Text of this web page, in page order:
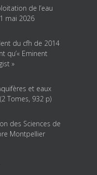
de l’eau
mai 2026
du cfh de 2014
qu’« Eminent
»
et eaux
Tomes, 932 p)
des Sciences de
Montpellier